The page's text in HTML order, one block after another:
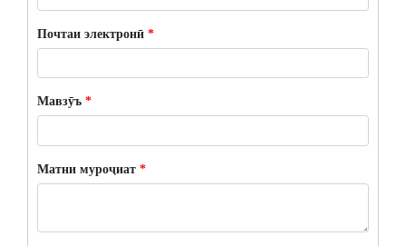
Почтаи электронӣ *
Мавзӯъ *
Матни муроҷиат *